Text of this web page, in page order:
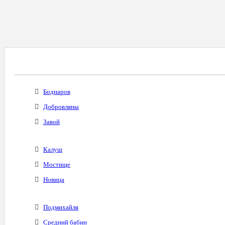
Боднаров
Добровляны
Завой
Калуш
Мостище
Новица
Подмихайля
Средний бабин